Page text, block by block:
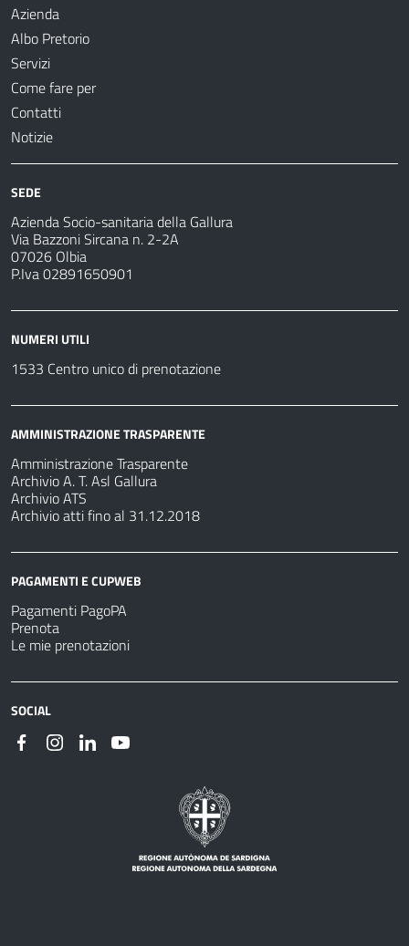
Azienda
Albo Pretorio
Servizi
Come fare per
Contatti
Notizie
SEDE
Azienda Socio-sanitaria della Gallura
Via Bazzoni Sircana n. 2-2A
07026 Olbia
P.Iva 02891650901
NUMERI UTILI
1533 Centro unico di prenotazione
AMMINISTRAZIONE TRASPARENTE
Amministrazione Trasparente
Archivio A. T. Asl Gallura
Archivio ATS
Archivio atti fino al 31.12.2018
PAGAMENTI E CUPWEB
Pagamenti PagoPA
Prenota
Le mie prenotazioni
SOCIAL